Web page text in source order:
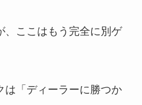
、ここはもう完全に別ゲ
は「ディーラーに勝つか